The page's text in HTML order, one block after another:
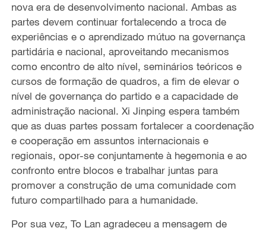
nova era de desenvolvimento nacional. Ambas as
partes devem continuar fortalecendo a troca de
experiências e o aprendizado mútuo na governança
partidária e nacional, aproveitando mecanismos
como encontro de alto nível, seminários teóricos e
cursos de formação de quadros, a fim de elevar o
nível de governança do partido e a capacidade de
administração nacional. Xi Jinping espera também
que as duas partes possam fortalecer a coordenação
e cooperação em assuntos internacionais e
regionais, opor-se conjuntamente à hegemonia e ao
confronto entre blocos e trabalhar juntas para
promover a construção de uma comunidade com
futuro compartilhado para a humanidade.
Por sua vez, To Lan agradeceu a mensagem de